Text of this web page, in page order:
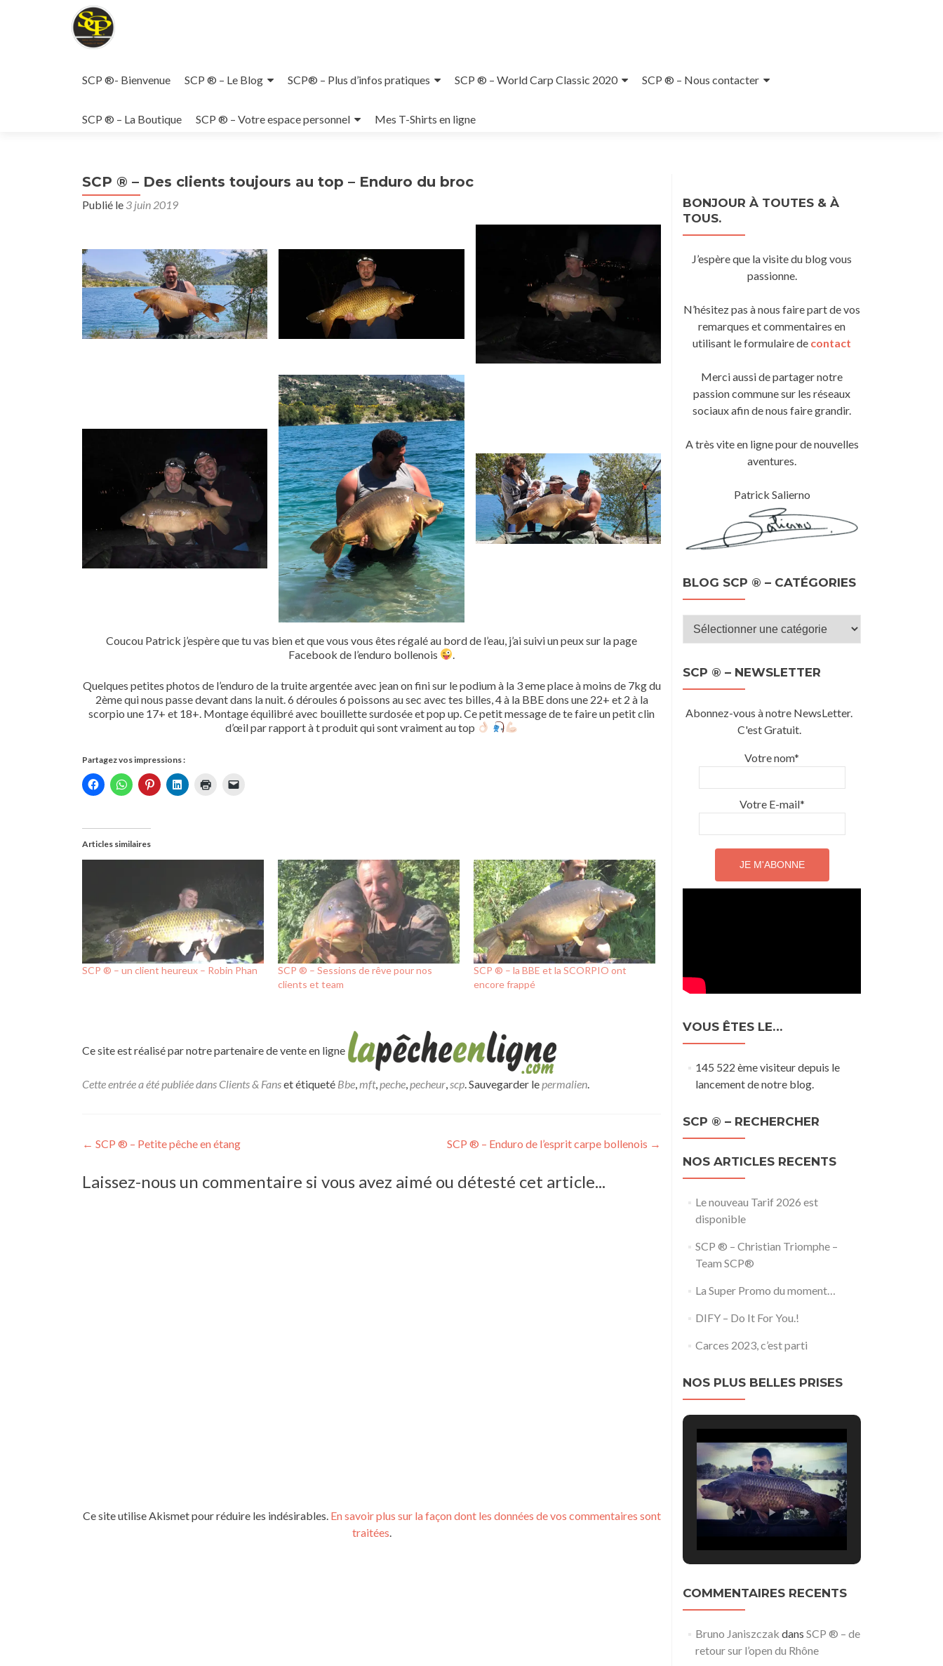
au
SCP ®- Bienvenue SCP ® – Le Blog SCP® – Plus d’infos pratiques SCP ® – World Carp Classic 2020 SCP ® – Nous contacter
SCP ® – La Boutique SCP ® – Votre espace personnel Mes T-Shirts en ligne
SCP ® – Des clients toujours au top – Enduro du broc
Publié le 3 juin 2019
Coucou Patrick j’espère que tu vas bien et que vous vous êtes régalé au bord de l’eau, j’ai suivi un peux sur la page
Facebook de l’enduro bollenois
Quelques petites photos de l’enduro de la truite argentée avec jean on fini sur le podium à la 3 eme place à moins de 7kg du
2ème qui nous passe devant dans la nuit. 6 déroules 6 poissons au sec avec tes billes, 4 à la BBE dons une 22+ et 2 à la
scorpio une 17+ et 18+. Montage équilibré avec bouillette surdosée et pop up. Ce petit message de te faire un petit clin
d’œil par rapport à t produit qui sont vraiment au top
Partagez vos impressions :
Articles similaires
SCP ® – un client heureux – Robin Phan
SCP ® – Sessions de rêve pour nos
clients et team
SCP ® – la BBE et la SCORPIO ont
encore frappé
Ce site est réalisé par notre partenaire de vente en ligne
Cette entrée a été publiée dans Clients & Fanset étiqueté Bbe mft, peche pecheur scp . Sauvegarder le permalien
Navigation
de
l’article
← SCP ® – Petite pêche en étang SCP ® – Enduro de l’esprit carpe bollenois →
Laissez-nous un commentaire si vous avez aimé ou détesté cet article...
Ce site utilise Akismet pour réduire les indésirables. En savoir plus sur la façon dont les données de vos commentaires sont
traitées
BONJOUR À TOUTES & À
TOUS.
J’espère que la visite du blog vous
passionne.
N’hésitez pas à nous faire part de vos
remarques et commentaires en
utilisant le formulaire de contact
Merci aussi de partager notre
passion commune sur les réseaux
sociaux afin de nous faire grandir.
A très vite en ligne pour de nouvelles
aventures.
Patrick Salierno
BLOG SCP ® – CATÉGORIES
Blog
–
Catégories
SCP ® – NEWSLETTER
Abonnez-vous à notre NewsLetter.
C'est Gratuit.
Votre nom*
Votre E-mail*
VOUS ÊTES LE…
145 522 ème visiteur depuis le
lancement de notre blog.
SCP ® – RECHERCHER
NOS ARTICLES RECENTS
Le nouveau Tarif 2026 est
disponible
SCP ® – Christian Triomphe –
Team SCP®
La Super Promo du moment…
DIFY – Do It For You.!
Carces 2023, c’est parti
NOS PLUS BELLES PRISES
COMMENTAIRES RECENTS
Bruno Janiszczak dans SCP ® – de
retour sur l’open du Rhône